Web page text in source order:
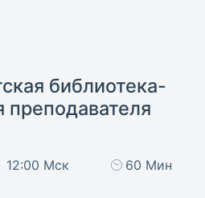
библиотека-
преподавателя
12:00 Мск 60 Мин